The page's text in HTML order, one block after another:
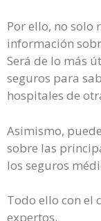
Por ello, no solo
información
Será de lo más
seguros para
hospitales de
Asimismo,
sobre las
los seguros
Todo ello con el
expertos.